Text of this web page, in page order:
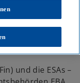
in der EU,
zu
und die ESAs –